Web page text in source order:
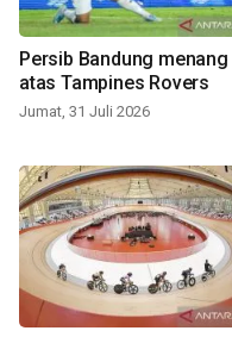
Persib Bandung menang
atas Tampines Rovers
Jumat, 31 Juli 2026